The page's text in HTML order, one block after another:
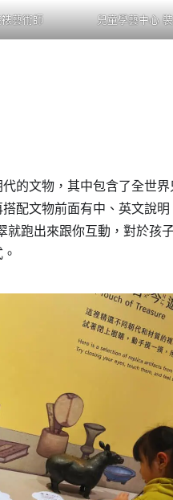
藝術師 兒童學藝中心
的文物，其中包含了全世
配文物前面有中、英文說
就跑出來跟你互動，對於孩